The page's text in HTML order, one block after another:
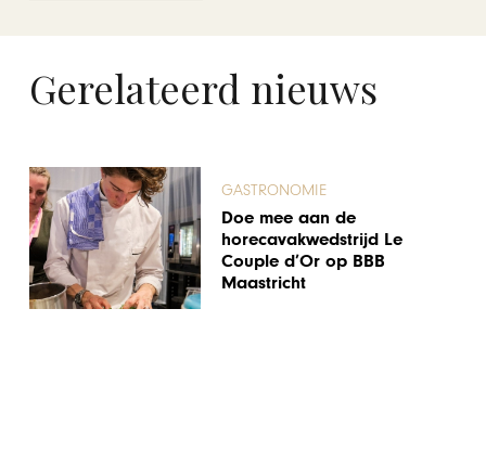
Gerelateerd nieuws
GASTRONOMIE
Doe mee aan de
horecavakwedstrijd Le
Couple d’Or op BBB
Maastricht